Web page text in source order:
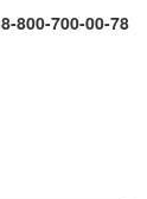
8-800-700-00-78